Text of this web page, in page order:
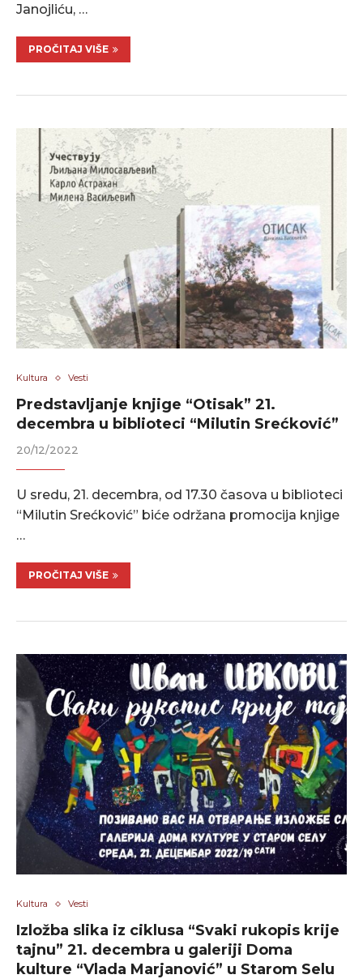
Janojliću, …
PROČITAJ VIŠE
Kultura Vesti
Predstavljanje knjige “Otisak” 21.
decembra u biblioteci “Milutin Srećković”
20/12/2022
U sredu, 21. decembra, od 17.30 časova u biblioteci
“Milutin Srećković” biće održana promocija knjige
…
PROČITAJ VIŠE
Kultura Vesti
Izložba slika iz ciklusa “Svaki rukopis krije
tajnu” 21. decembra u galeriji Doma
kulture “Vlada Marjanović” u Starom Selu